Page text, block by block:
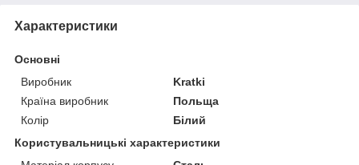
Характеристики
Основні
Виробник
Kratki
Країна виробник
Польща
Колір
Білий
Користувальницькі характеристики